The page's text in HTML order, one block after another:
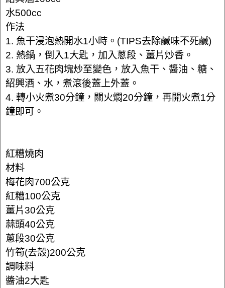
水500cc
作法
1. 魚干浸泡熱開水1小時。(TIPS去除鹹味不死鹹)
2. 熱鍋，倒入1大匙，加入蔥段、薑片炒香。
3. 放入五花肉塊炒至變色，放入魚干、醬油、糖、
紹興酒、水，煮滾後蓋上外蓋。
4. 轉小火煮30分鐘，關火燜20分鐘，再開火煮1分
鐘即可。
紅糟燒肉
材料
梅花肉700公克
紅糟100公克
薑片30公克
蒜頭40公克
蔥段30公克
竹筍(去殼)200公克
調味料
醬油2大匙